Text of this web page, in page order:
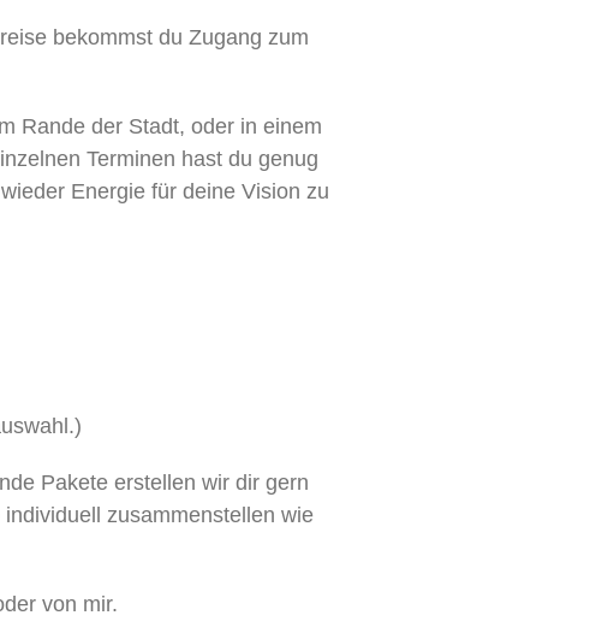
bekommst du Zugang zum
Rande der Stadt, oder in einem
Terminen hast du genug
Energie für deine Vision zu
Pakete erstellen wir dir gern
zusammenstellen wie
von mir.